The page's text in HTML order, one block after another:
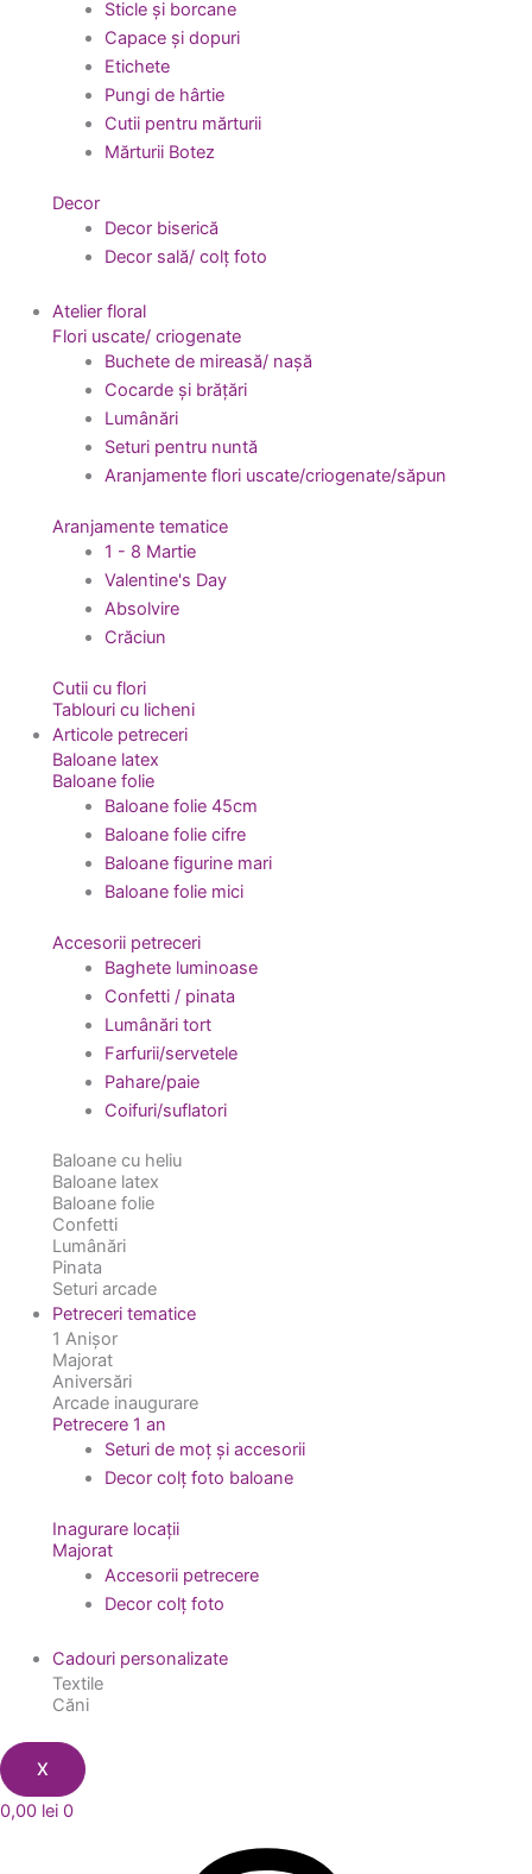
Sticle și borcane
Capace și dopuri
Etichete
Pungi de hârtie
Cutii pentru mărturii
Mărturii Botez
Decor
Decor biserică
Decor sală/ colț foto
Atelier floral
Flori uscate/ criogenate
Buchete de mireasă/ nașă
Cocarde și brățări
Lumânări
Seturi pentru nuntă
Aranjamente flori uscate/criogenate/săpun
Aranjamente tematice
1 - 8 Martie
Valentine's Day
Absolvire
Crăciun
Cutii cu flori
Tablouri cu licheni
Articole petreceri
Baloane latex
Baloane folie
Baloane folie 45cm
Baloane folie cifre
Baloane figurine mari
Baloane folie mici
Accesorii petreceri
Baghete luminoase
Confetti / pinata
Lumânări tort
Farfurii/servetele
Pahare/paie
Coifuri/suflatori
Baloane cu heliu
Baloane latex
Baloane folie
Confetti
Lumânări
Pinata
Seturi arcade
Petreceri tematice
1 Anișor
Majorat
Aniversări
Arcade inaugurare
Petrecere 1 an
Seturi de moț și accesorii
Decor colț foto baloane
Inagurare locații
Majorat
Accesorii petrecere
Decor colț foto
Cadouri personalizate
Textile
Căni
X
0,00 lei 0